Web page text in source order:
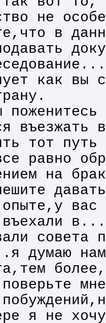
не
в
как вы
въезжать
тот
равно
на
опыте,у
совета
думаю
я не